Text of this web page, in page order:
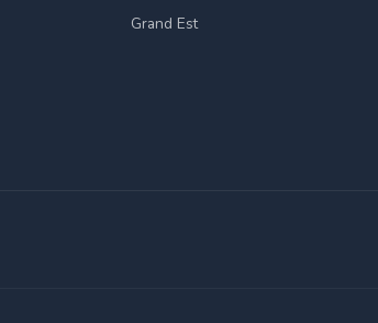
Grand Est